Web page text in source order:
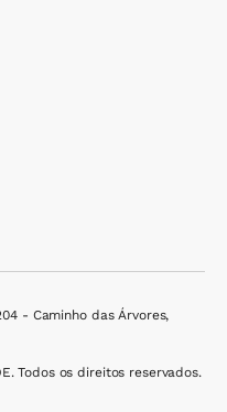
- Caminho das Árvores,
Todos os direitos reservados.